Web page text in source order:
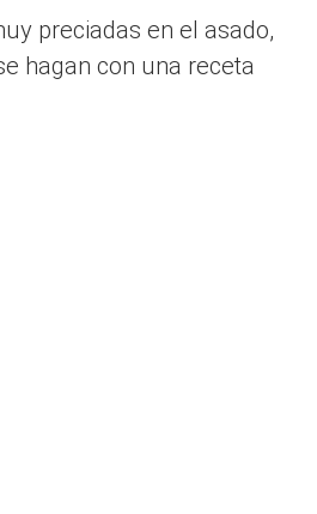
preciadas en el asado,
hagan con una receta